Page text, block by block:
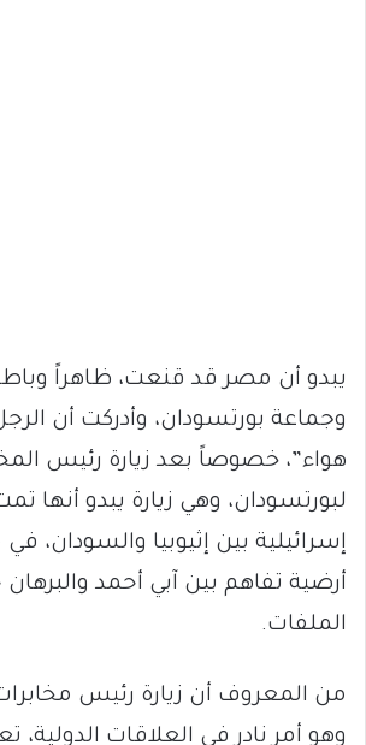
يبدو أن مصر قد قنعت، ظاهراً
وجماعة بورتسودان، وأدركت أن
هواء”، خصوصاً بعد زيارة رئيس
لبورتسودان، وهي زيارة يبدو أنها
إسرائيلية بين إثيوبيا والسودان، في
أرضية تفاهم بين آبي أحمد
الملفات.
من المعروف أن زيارة رئيس مخابرات
وهو أمر نادر في العلاقات الدولية،